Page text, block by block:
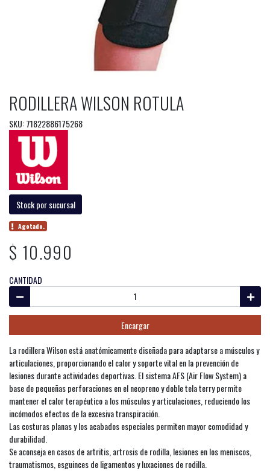
RODILLERA WILSON ROTULA
SKU: 71822886175268
Stock por sucursal
Agotado.
$ 10.990
CANTIDAD
Encargar
La rodillera Wilson está anatómicamente diseñada para adaptarse a músculos y
articulaciones, proporcionando el calor y soporte vital en la prevención de
lesiones durante actividades deportivas. El sistema AFS (Air Flow System) a
base de pequeñas perforaciones en el neopreno y doble tela terry permite
mantener el calor terapéutico a los músculos y articulaciones, reduciendo los
incómodos efectos de la excesiva transpiración.
Las costuras planas y los acabados especiales permiten mayor comodidad y
durabilidad.
Se aconseja en casos de artritis, artrosis de rodilla, lesiones en los meniscos,
traumatismos, esguinces de ligamentos y luxaciones de rodilla.